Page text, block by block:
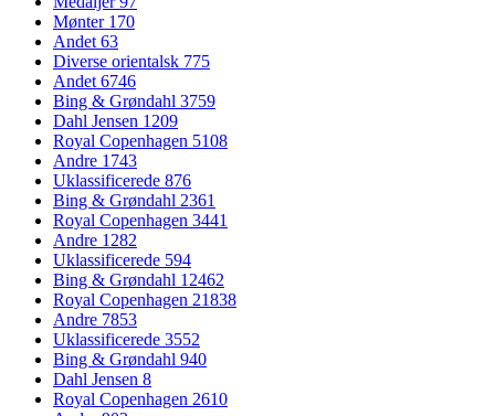
Mønter 170
Andet63
Diverse orientalsk 775
Andet6746
Bing & Grøndahl 3759
Dahl Jensen 1209
Royal Copenhagen 5108
Andre 1743
Uklassificerede 876
Bing & Grøndahl 2361
Royal Copenhagen 3441
Andre 1282
Uklassificerede 594
Bing & Grøndahl 12462
Royal Copenhagen 21838
Andre 7853
Uklassificerede 3552
Bing & Grøndahl 940
Dahl Jensen 8
Royal Copenhagen 2610